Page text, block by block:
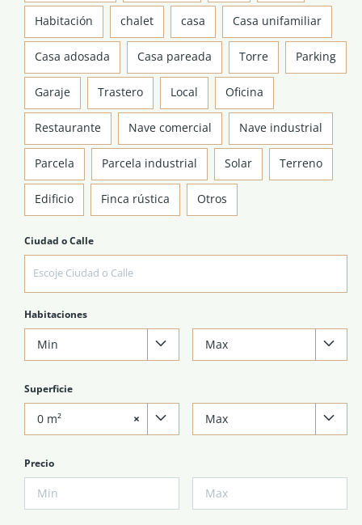
casa
Casa adosada Casa pareada
Casa unifamiliar
chalet
Edificio Finca rústica
Garaje
Habitación
Local
Nave comercial Nave industrial
Oficina
Otros
Parcela Parcela industrial
Parking
Restaurante
Solar Terreno
Torre
Trastero
Ciudad o Calle
Habitaciones
Min Max
Superficie
×
0 m² Max
Precio